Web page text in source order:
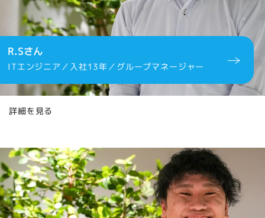
R.Sさん
ITエンジニア／入社13年／グループマネージャー
詳細を見る